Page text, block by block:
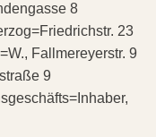
8
23
Fallmereyerstr. 9
9